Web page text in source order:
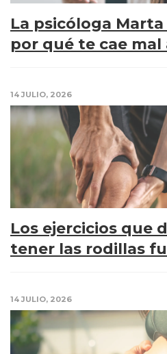
La psicóloga
por qué te cae mal
14 JULIO, 2026
Los ejercicios que
tener las rodillas
14 JULIO, 2026